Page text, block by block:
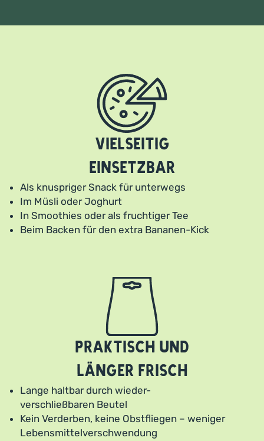
Vielseitig
einsetzbar
Als knuspriger Snack für unterwegs
Im Müsli oder Joghurt
In Smoothies oder als fruchtiger Tee
Beim Backen für den extra Bananen-Kick
Praktisch und
länger frisch
Lange haltbar durch wieder-
verschließbaren Beutel
Kein Verderben, keine Obstfliegen – weniger
Lebensmittelverschwendung